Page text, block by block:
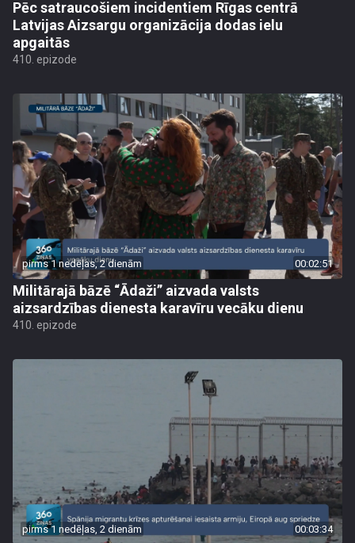
Pēc satraucošiem incidentiem Rīgas centrā
Latvijas Aizsargu organizācija dodas ielu
apgaitās
410. epizode
pirms 1 nedēļas, 2 dienām 00:02:51
Militārajā bāzē “Ādaži” aizvada valsts
aizsardzības dienesta karavīru vecāku dienu
410. epizode
pirms 1 nedēļas, 2 dienām 00:03:34